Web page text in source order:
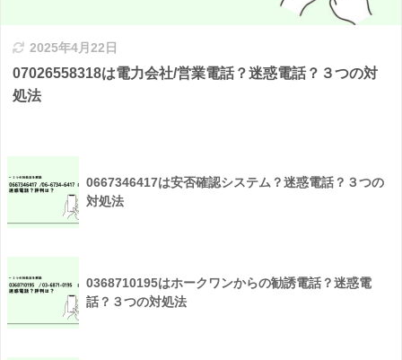
2025年4月22日
07026558318は電力会社/営業電話？迷惑電話？３つの対
処法
0667346417は安否確認システム？迷惑電話？３つの
対処法
0368710195はホークワンからの勧誘電話？迷惑電
話？３つの対処法